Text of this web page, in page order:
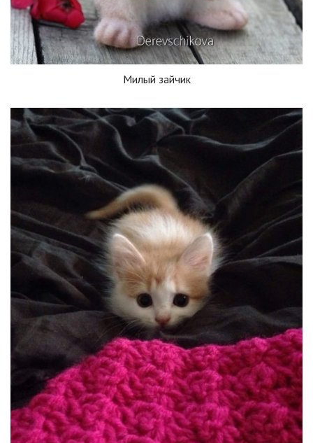
Милый зайчик